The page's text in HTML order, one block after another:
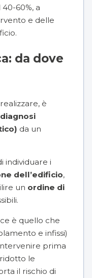
60%, a
e delle
da dove
è
diagnosi
da un
individuare i
dell’edificio,
un ordine di
è quello che
e infissi)
prima
le
il rischio di